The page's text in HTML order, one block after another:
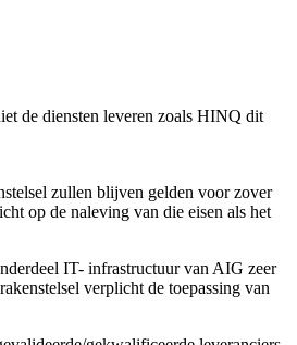
de diensten leveren zoals HINQ dit
zullen blijven gelden voor zover
op de naleving van die eisen als het
IT- infrastructuur van AIG zeer
verplicht de toepassing van